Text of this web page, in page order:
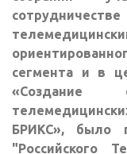
сегмента и в
«Создание
БРИКС», было
"Российского